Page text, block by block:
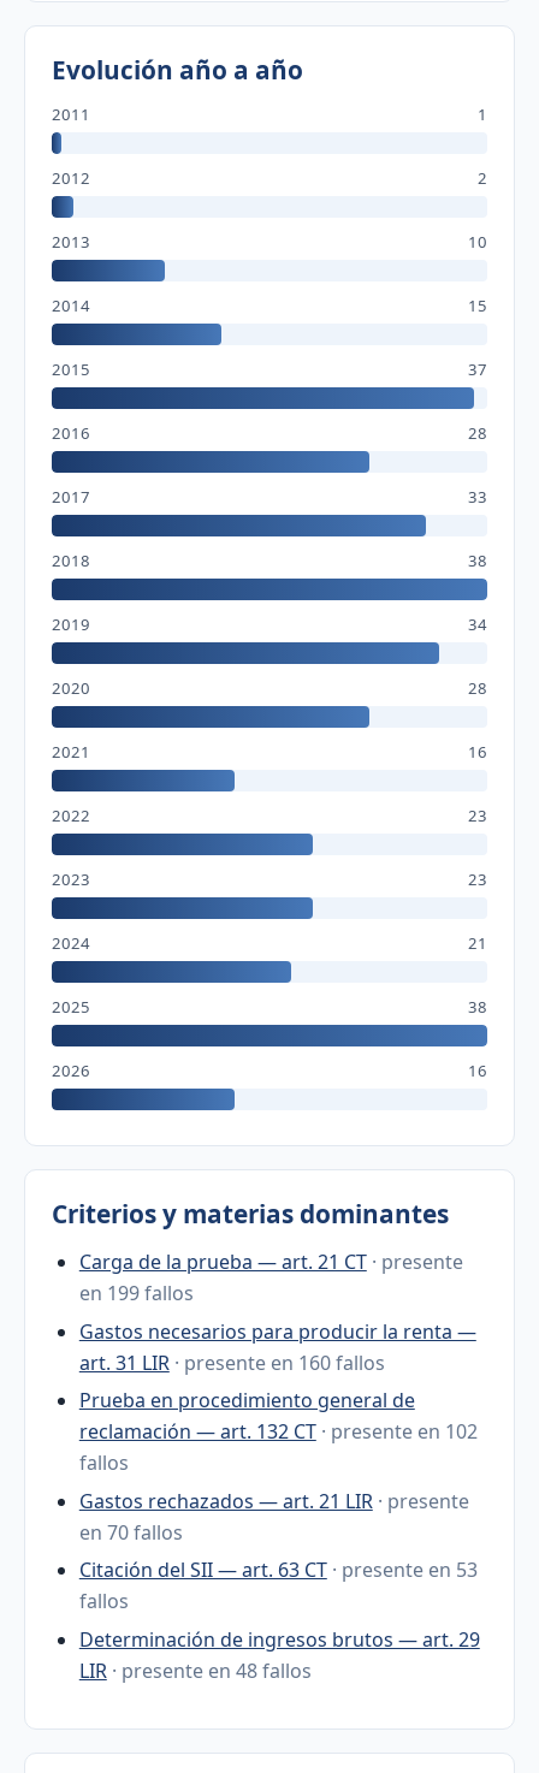
Evolución año a año
2011 1
2012 2
2013 10
2014 15
2015 37
2016 28
2017 33
2018 38
2019 34
2020 28
2021 16
2022 23
2023 23
2024 21
2025 38
2026 16
Criterios y materias dominantes
Carga de la prueba — art. 21 CT · presente
en 199 fallos
Gastos necesarios para producir la renta —
art. 31 LIR · presente en 160 fallos
Prueba en procedimiento general de
reclamación — art. 132 CT · presente en 102
fallos
Gastos rechazados — art. 21 LIR · presente
en 70 fallos
Citación del SII — art. 63 CT · presente en 53
fallos
Determinación de ingresos brutos — art. 29
LIR · presente en 48 fallos